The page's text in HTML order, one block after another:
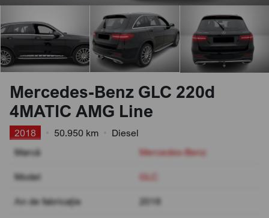
Mercedes-Benz GLC 220d
4MATIC AMG Line
2018 50.950 km
Diesel
Marcă
Mercedes-Benz
Model GLC
An de fabricație 2018